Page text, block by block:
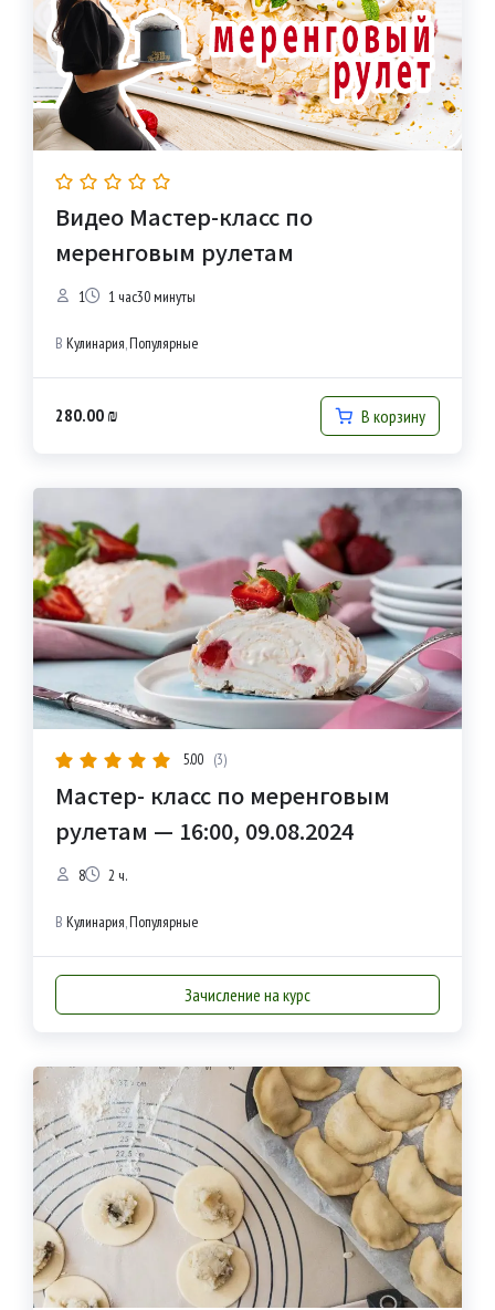
Видео Мастер-класс по
меренговым рулетам
1 1 час30 минуты
В Кулинария,Популярные
280.00 ₪ В корзину
5.00 (3)
Мастер- класс по меренговым
рулетам — 16:00, 09.08.2024
8 2 ч.
В Кулинария,Популярные
Зачисление на курс